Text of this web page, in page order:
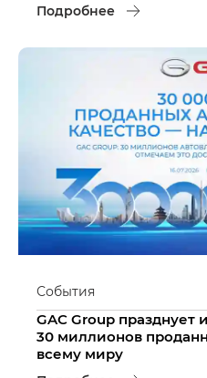
Подробнее
События
GAC Group
30 миллионов
всему миру